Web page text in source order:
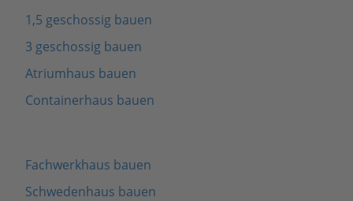
1,5 geschossig bauen
3 geschossig bauen
Atriumhaus bauen
Containerhaus bauen
Fachwerkhaus bauen
Schwedenhaus bauen